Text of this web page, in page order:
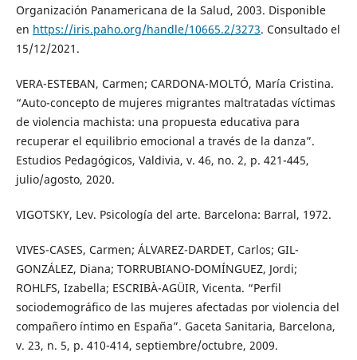
Organización Panamericana de la Salud, 2003. Disponible
en https://iris.paho.org/handle/10665.2/3273. Consultado el
15/12/2021.
VERA-ESTEBAN, Carmen; CARDONA-MOLTÓ, María Cristina.
“Auto-concepto de mujeres migrantes maltratadas víctimas
de violencia machista: una propuesta educativa para
recuperar el equilibrio emocional a través de la danza”.
Estudios Pedagógicos, Valdivia, v. 46, no. 2, p. 421-445,
julio/agosto, 2020.
VIGOTSKY, Lev. Psicología del arte. Barcelona: Barral, 1972.
VIVES-CASES, Carmen; ÁLVAREZ-DARDET, Carlos; GIL-
GONZÁLEZ, Diana; TORRUBIANO-DOMÍNGUEZ, Jordi;
ROHLFS, Izabella; ESCRIBÀ-AGÜIR, Vicenta. “Perfil
sociodemográfico de las mujeres afectadas por violencia del
compañero íntimo en España”. Gaceta Sanitaria, Barcelona,
v. 23, n. 5, p. 410-414, septiembre/octubre, 2009.